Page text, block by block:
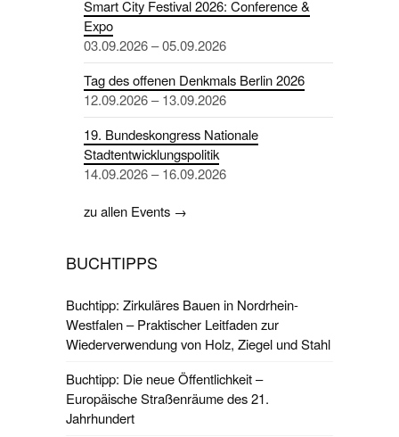
Smart City Festival 2026: Conference &
Expo
03.09.2026 – 05.09.2026
Tag des offenen Denkmals Berlin 2026
12.09.2026 – 13.09.2026
19. Bundeskongress Nationale
Stadtentwicklungspolitik
14.09.2026 – 16.09.2026
zu allen Events →
BUCHTIPPS
Buchtipp: Zirkuläres Bauen in Nordrhein-
Westfalen – Praktischer Leitfaden zur
Wiederverwendung von Holz, Ziegel und Stahl
Buchtipp: Die neue Öffentlichkeit –
Europäische Straßenräume des 21.
Jahrhundert